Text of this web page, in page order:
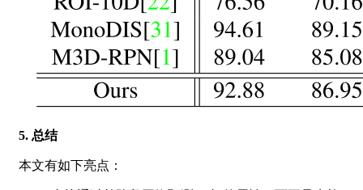
5. 总结
本文有如下亮点：